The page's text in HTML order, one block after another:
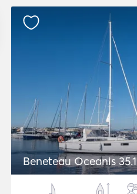
Beneteau Oceanis 35.1